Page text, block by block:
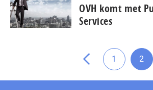
OVH komt met
Services
Ga
vorige
pagina
Ga
1
Ga
2